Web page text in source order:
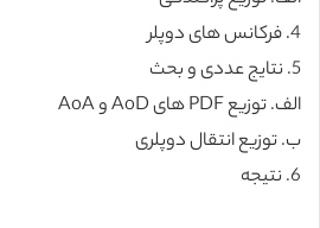
4. فرکانس های دوپلر
5. نتایج عددی و بحث
الف. توزیع PDF های AoD و AoA
ب. توزیع انتقال دوپلری
6. نتیجه